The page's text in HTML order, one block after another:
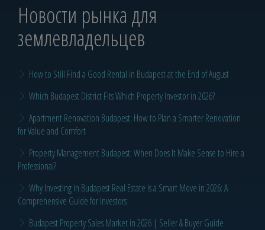
Новости рынка для
землевладельцев
How to Still Find a Good Rental in Budapest at the End of August
Which Budapest District Fits Which Property Investor in 2026?
Apartment Renovation Budapest: How to Plan a Smarter Renovation
for Value and Comfort
Property Management Budapest: When Does It Make Sense to Hire a
Professional?
Why Investing in Budapest Real Estate is a Smart Move in 2026: A
Comprehensive Guide for Investors
Budapest Property Sales Market in 2026 | Seller & Buyer Guide